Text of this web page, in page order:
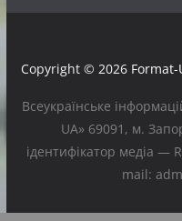
Copyright © 2026 Format-
Всеукраїнське
UA» 69091, м.
ідентифікатор медіа —
mail: